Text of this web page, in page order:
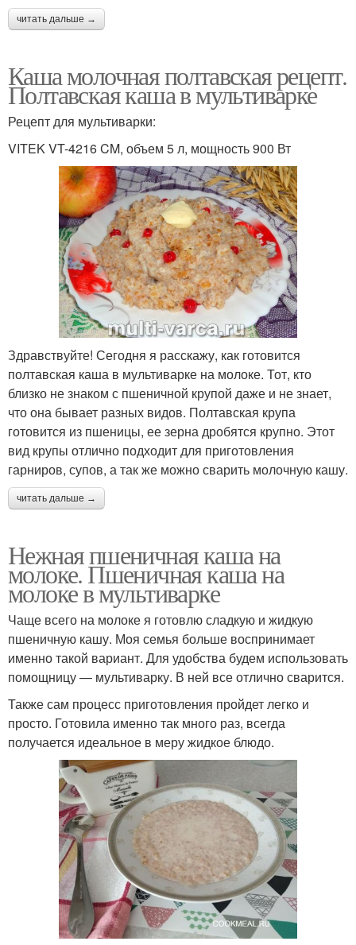
читать дальше →
Каша молочная полтавская рецепт.
Полтавская каша в мультиварке
Рецепт для мультиварки:
VITEK VT-4216 CM, объем 5 л, мощность 900 Вт
Здравствуйте! Сегодня я расскажу, как готовится
полтавская каша в мультиварке на молоке. Тот, кто
близко не знаком с пшеничной крупой даже и не знает,
что она бывает разных видов. Полтавская крупа
готовится из пшеницы, ее зерна дробятся крупно. Этот
вид крупы отлично подходит для приготовления
гарниров, супов, а так же можно сварить молочную кашу.
читать дальше →
Нежная пшеничная каша на
молоке. Пшеничная каша на
молоке в мультиварке
Чаще всего на молоке я готовлю сладкую и жидкую
пшеничную кашу. Моя семья больше воспринимает
именно такой вариант. Для удобства будем использовать
помощницу — мультиварку. В ней все отлично сварится.
Также сам процесс приготовления пройдет легко и
просто. Готовила именно так много раз, всегда
получается идеальное в меру жидкое блюдо.